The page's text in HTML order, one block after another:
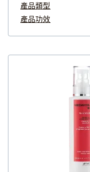
產品類型
產品功效